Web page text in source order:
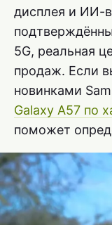
дисплея и ИИ-
5G, реальная
продаж. Если
новинками
Galaxy A57 по
поможет